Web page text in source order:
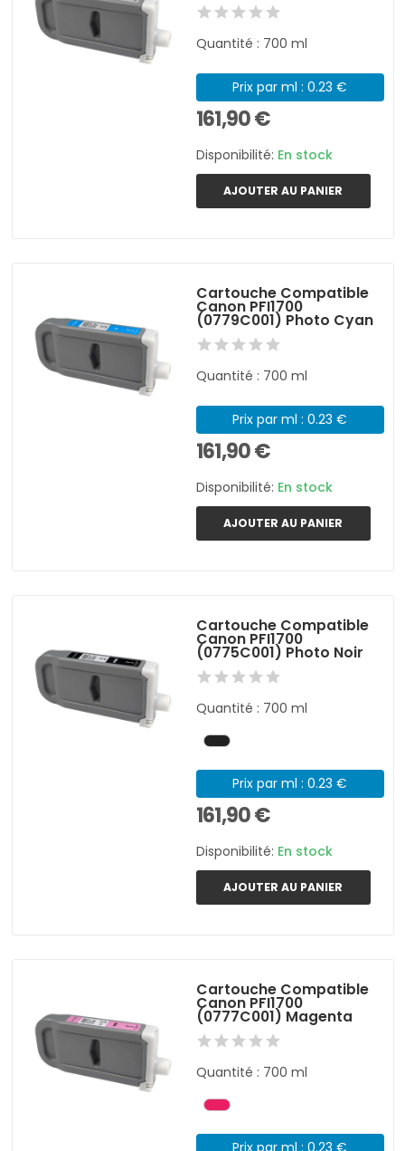
Quantité : 700 ml
Prix par ml : 0.23 €
161,90 €
Disponibilité: En stock
AJOUTER AU PANIER
Cartouche Compatible
Canon PFI1700
(0779C001) Photo Cyan
Quantité : 700 ml
Prix par ml : 0.23 €
161,90 €
Disponibilité: En stock
AJOUTER AU PANIER
Cartouche Compatible
Canon PFI1700
(0775C001) Photo Noir
Quantité : 700 ml
Prix par ml : 0.23 €
161,90 €
Disponibilité: En stock
AJOUTER AU PANIER
Cartouche Compatible
Canon PFI1700
(0777C001) Magenta
Quantité : 700 ml
Prix par ml : 0.23 €